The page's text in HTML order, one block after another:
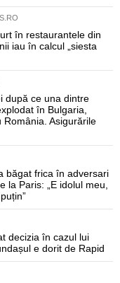
în restaurantele din
iau în calcul „siesta
după ce una dintre
în Bulgaria,
România. Asigurările
băgat frica în adversari
la Paris: „E idolul meu,
decizia în cazul lui
e dorit de Rapid